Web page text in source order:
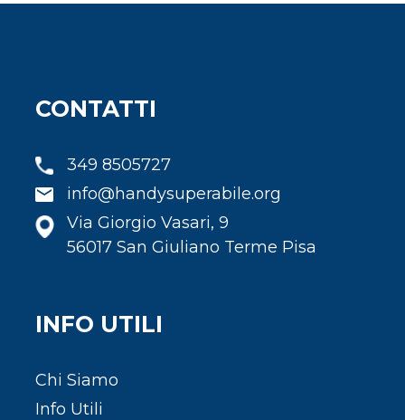
CONTATTI
349 8505727
info@handysuperabile.org
Via Giorgio Vasari, 9
56017 San Giuliano Terme Pisa
INFO UTILI
Chi Siamo
Info Utili